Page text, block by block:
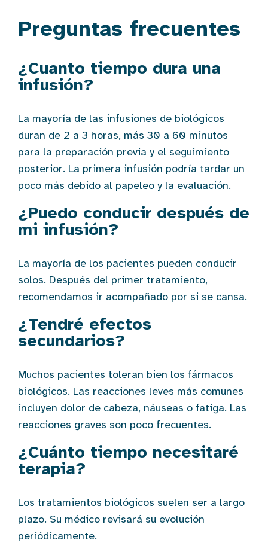
Preguntas frecuentes
¿Cuanto tiempo dura una
infusión?
La mayoría de las infusiones de biológicos
duran de 2 a 3 horas, más 30 a 60 minutos
para la preparación previa y el seguimiento
posterior. La primera infusión podría tardar un
poco más debido al papeleo y la evaluación.
¿Puedo conducir después de
mi infusión?
La mayoría de los pacientes pueden conducir
solos. Después del primer tratamiento,
recomendamos ir acompañado por si se cansa.
¿Tendré efectos
secundarios?
Muchos pacientes toleran bien los fármacos
biológicos. Las reacciones leves más comunes
incluyen dolor de cabeza, náuseas o fatiga. Las
reacciones graves son poco frecuentes.
¿Cuánto tiempo necesitaré
terapia?
Los tratamientos biológicos suelen ser a largo
plazo. Su médico revisará su evolución
periódicamente.